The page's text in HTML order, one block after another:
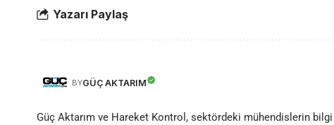
Yazarı Paylaş
BYGÜÇ AKTARIM
Güç Aktarım ve Hareket Kontrol, sektördeki mühendislerin